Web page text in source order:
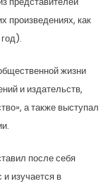
произведениях, как
жизни
и издательств,
а также выступал
после себя
изучается в